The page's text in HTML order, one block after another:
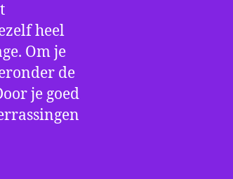
heel
Om je
de
je goed